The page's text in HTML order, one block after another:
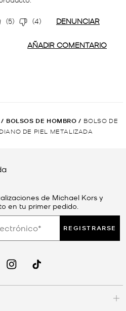
/ BOLSOS DE HOMBRO / BOLSO DE
DE PIEL METALIZADA
de Michael Kors y
en tu primer pedido.
REGISTRARSE